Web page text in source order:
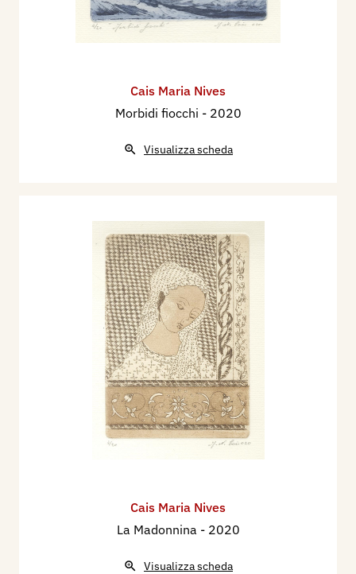
Cais Maria Nives
Morbidi fiocchi - 2020
Visualizza scheda
Cais Maria Nives
La Madonnina - 2020
Visualizza scheda